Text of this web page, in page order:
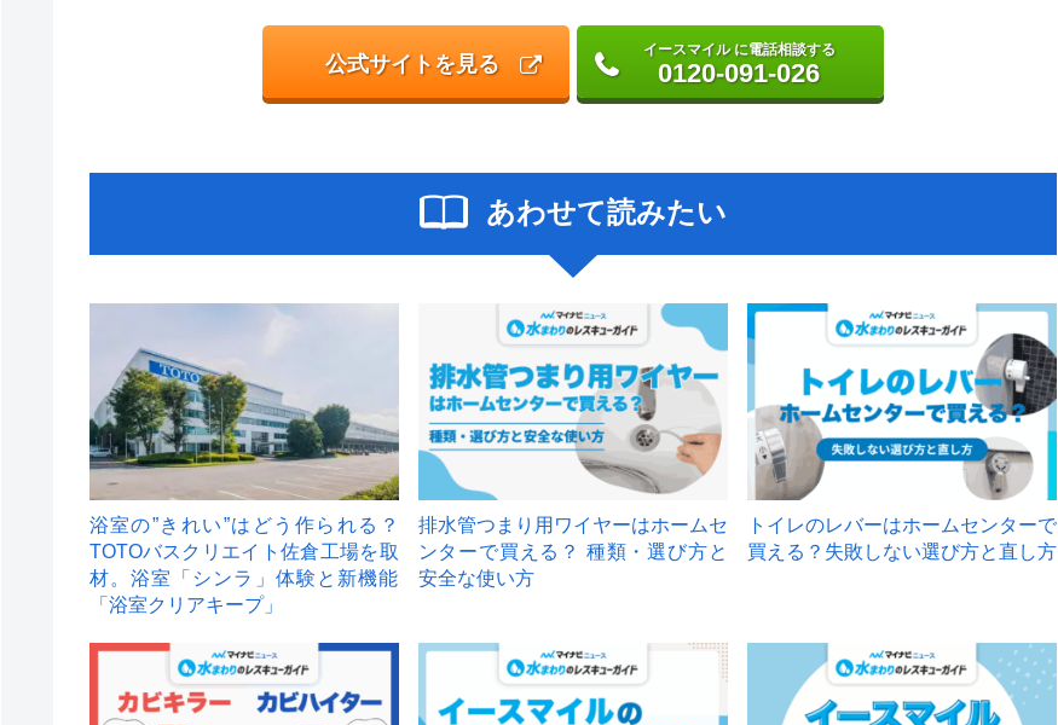
公式サイトを見る
イースマイル に電話相談する
0120-091-026
あわせて読みたい
浴室の”きれい”はどう作られる？
TOTOバスクリエイト佐倉工場を取
材。浴室「シンラ」体験と新機能
「浴室クリアキープ」
排水管つまり用ワイヤーはホームセ
ンターで買える？ 種類・選び方と
安全な使い方
トイレのレバーはホームセンターで
買える？失敗しない選び方と直し方